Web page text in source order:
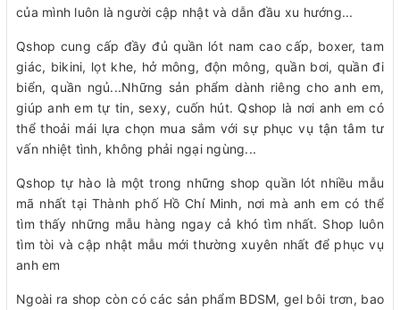
của mình luôn là người cập nhật và dẫn đầu xu hướng...
Qshop cung cấp đầy đủ quần lót nam cao cấp, boxer, tam
giác, bikini, lọt khe, hở mông, độn mông, quần bơi, quần đi
biển, quần ngủ...Những sản phẩm dành riêng cho anh em,
giúp anh em tự tin, sexy, cuốn hút. Qshop là nơi anh em có
thể thoải mái lựa chọn mua sắm với sự phục vụ tận tâm tư
vấn nhiệt tình, không phải ngại ngùng...
Qshop tự hào là một trong những shop quần lót nhiều mẫu
mã nhất tại Thành phố Hồ Chí Minh, nơi mà anh em có thể
tìm thấy những mẫu hàng ngay cả khó tìm nhất. Shop luôn
tìm tòi và cập nhật mẫu mới thường xuyên nhất để phục vụ
anh em
Ngoài ra shop còn có các sản phẩm BDSM, gel bôi trơn, bao